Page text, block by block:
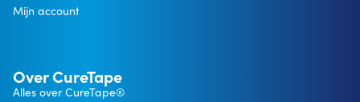
Mijn account
Over CureTape
Alles over CureTape®